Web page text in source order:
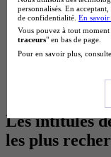
BTS Tourisme à
BTS Tourisme à
Licence
Master
BTS
BTS
Les intitulés
les plus
personnalisés. En
de confidentialité. En savoir
Vous pouvez à tout moment
traceurs" en bas de page.
Pour en savoir plus,